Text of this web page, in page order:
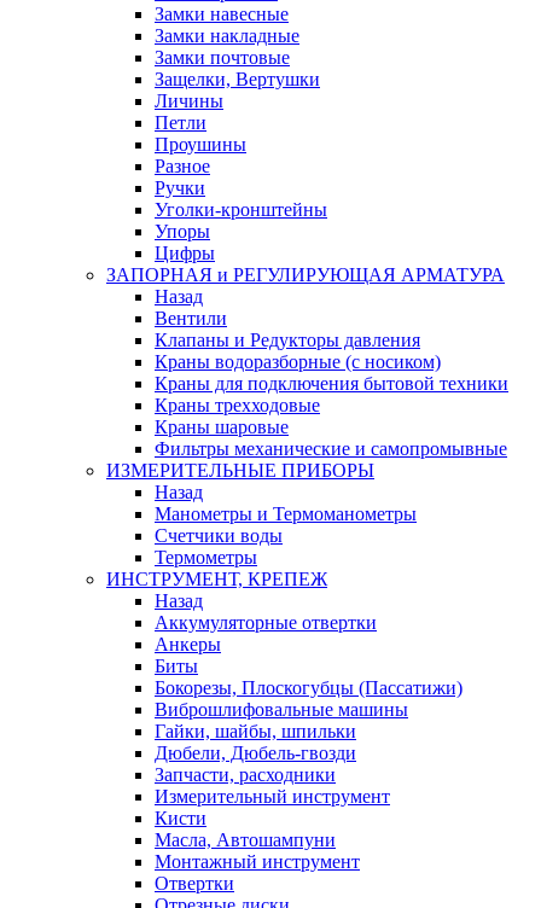
Замки навесные
Замки накладные
Замки почтовые
Защелки, Вертушки
Личины
Петли
Проушины
Разное
Ручки
Уголки-кронштейны
Упоры
Цифры
ЗАПОРНАЯ и РЕГУЛИРУЮЩАЯ АРМАТУРА
Назад
Вентили
Клапаны и Редукторы давления
Краны водоразборные (с носиком)
Краны для подключения бытовой техники
Краны трехходовые
Краны шаровые
Фильтры механические и самопромывные
ИЗМЕРИТЕЛЬНЫЕ ПРИБОРЫ
Назад
Манометры и Термоманометры
Счетчики воды
Термометры
ИНСТРУМЕНТ, КРЕПЕЖ
Назад
Аккумуляторные отвертки
Анкеры
Биты
Бокорезы, Плоскогубцы (Пассатижи)
Виброшлифовальные машины
Гайки, шайбы, шпильки
Дюбели, Дюбель-гвозди
Запчасти, расходники
Измерительный инструмент
Кисти
Масла, Автошампуни
Монтажный инструмент
Отвертки